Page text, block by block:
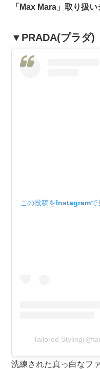
「Max Mara」取り扱
▼PRADA(プラダ)
この投稿をInstagramで
Tailored
洗練された真っ白なフ